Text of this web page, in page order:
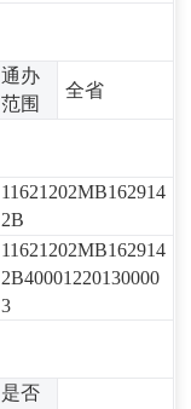
通办
范围
全省
11621202MB162914
2B
11621202MB162914
2B40001220130000
3
是否